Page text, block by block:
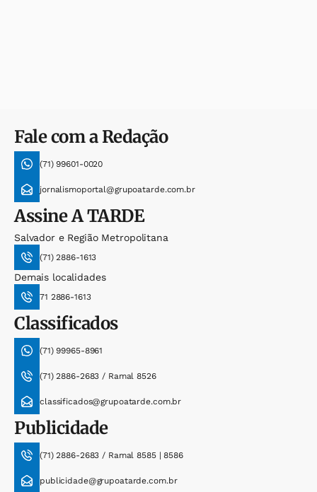
Fale com a Redação
(71) 99601-0020
jornalismoportal@grupoatarde.com.br
AssineA TARDE
Salvador e Região Metropolitana
(71) 2886-1613
Demais localidades
71 2886-1613
Classificados
(71) 99965-8961
(71) 2886-2683 / Ramal 8526
classificados@grupoatarde.com.br
Publicidade
(71) 2886-2683 / Ramal 8585 | 8586
publicidade@grupoatarde.com.br